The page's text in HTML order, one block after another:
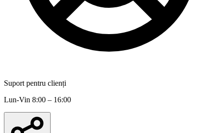
Suport pentru clienți
Lun-Vin 8:00 – 16:00